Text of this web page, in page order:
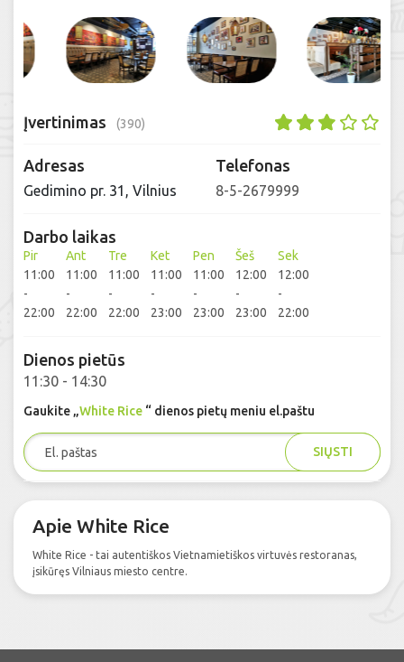
Įvertinimas (390)
Adresas
Gedimino pr. 31, Vilnius
Telefonas
8-5-2679999
Darbo laikas
Pir
11:00
-
22:00
Ant
11:00
-
22:00
Tre
11:00
-
22:00
Ket
11:00
-
23:00
Pen
11:00
-
23:00
Šeš
12:00
-
23:00
Sek
12:00
-
22:00
Dienos pietūs
11:30 - 14:30
Gaukite „White Rice “ dienos pietų meniu el.paštu
SIŲSTI
Apie White Rice
White Rice - tai autentiškos Vietnamietiškos virtuvės restoranas,
įsikūręs Vilniaus miesto centre.